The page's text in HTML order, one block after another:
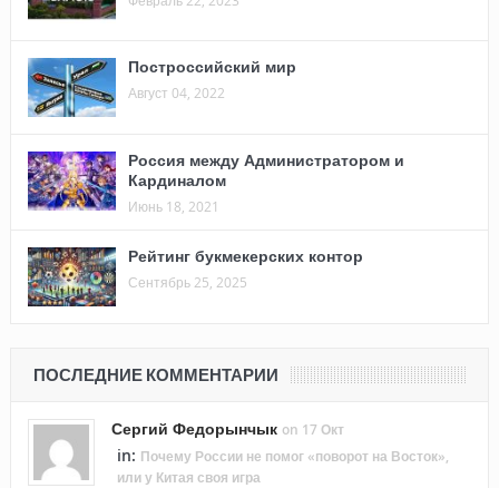
Построссийский мир
Август 04, 2022
Россия между Администратором и
Кардиналом
Июнь 18, 2021
Рейтинг букмекерских контор
Сентябрь 25, 2025
ПОСЛЕДНИЕ КОММЕНТАРИИ
Сергий Федорынчык on 17 Окт
in: Почему России не помог «поворот на Восток»,
или у Китая своя игра